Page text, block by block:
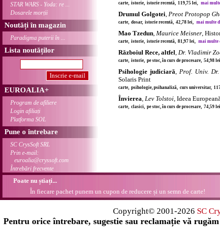
STAR WARS - Yoda: re ...
Dosarele morții
Noutăți în magazin
Paradigma puterii în ...
Lista noutăților
EUROALIA+
Program de afiliere
Login afiliați
Platforma SOL
Pune o întrebare
SC CrysSoft SRL
Prin e-mail:
euroalia@cryssoft.com
Întrebări frecvente
carte, istorie, istorie recentă, 119,75 lei, mai
Drumul Golgotei, Preot Protopop
carte, dosar, istorie recentă, 42,78 lei, mai multe
Mao Tzedun, Maurice Meisner,
carte, istorie, istorie recentă, 81,97 lei, mai multe
Războiul Rece, altfel, Dr. Vladimir
carte, istorie, pe stoc, în curs de procesare, 54,98
Psihologie judiciară, Prof. Univ.
Solaris Print
carte, psihologie, psihanaliză, curs universitar,
Învierea, Lev Tolstoi, Ideea
carte, clasici, pe stoc, în curs de procesare, 74,59
Poate nu știați...
În fiecare pachet punem un cupon de reducere și un semn de carte!
Copyright© 2001-2026 SC
Pentru orice întrebare, sugestie sau reclamație vă